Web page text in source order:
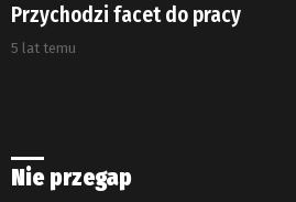
Przychodzi facet do pracy
5 lat temu
Nie przegap